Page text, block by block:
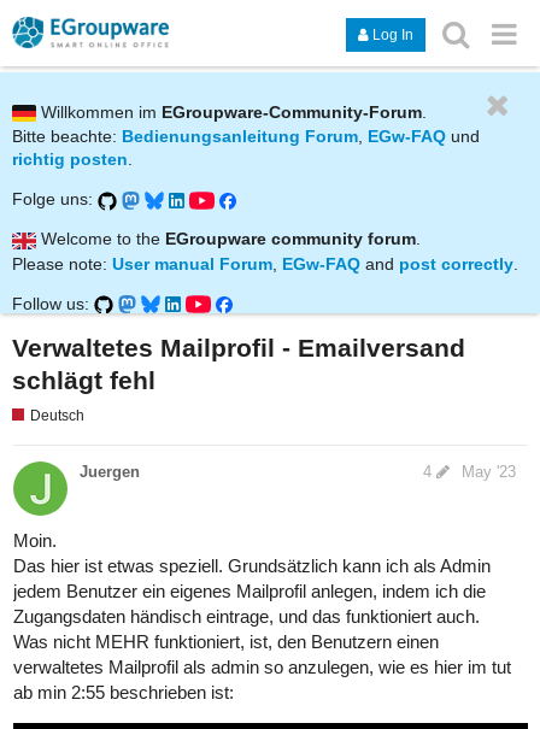
Log In
Willkommen im EGroupware-Community-Forum
Bitte beachte: Bedienungsanleitung Forum, EGw-FAQ und
richtig posten.
Folge uns:
Welcome to the EGroupware community forum.
Please note: User manual Forum EGw-FAQ and post correctly
Follow us:
Verwaltetes Mailprofil - Emailversand
schlägt fehl
Deutsch
Juergen May '23
4
Moin.
Das hier ist etwas speziell. Grundsätzlich kann ich als Admin
jedem Benutzer ein eigenes Mailprofil anlegen, indem ich die
Zugangsdaten händisch eintrage, und das funktioniert auch.
Was nicht MEHR funktioniert, ist, den Benutzern einen
verwaltetes Mailprofil als admin so anzulegen, wie es hier im tut
ab min 2:55 beschrieben ist: